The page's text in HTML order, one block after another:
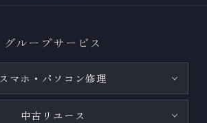
グループサービス
スマホ・パソコン修理
中古リユース